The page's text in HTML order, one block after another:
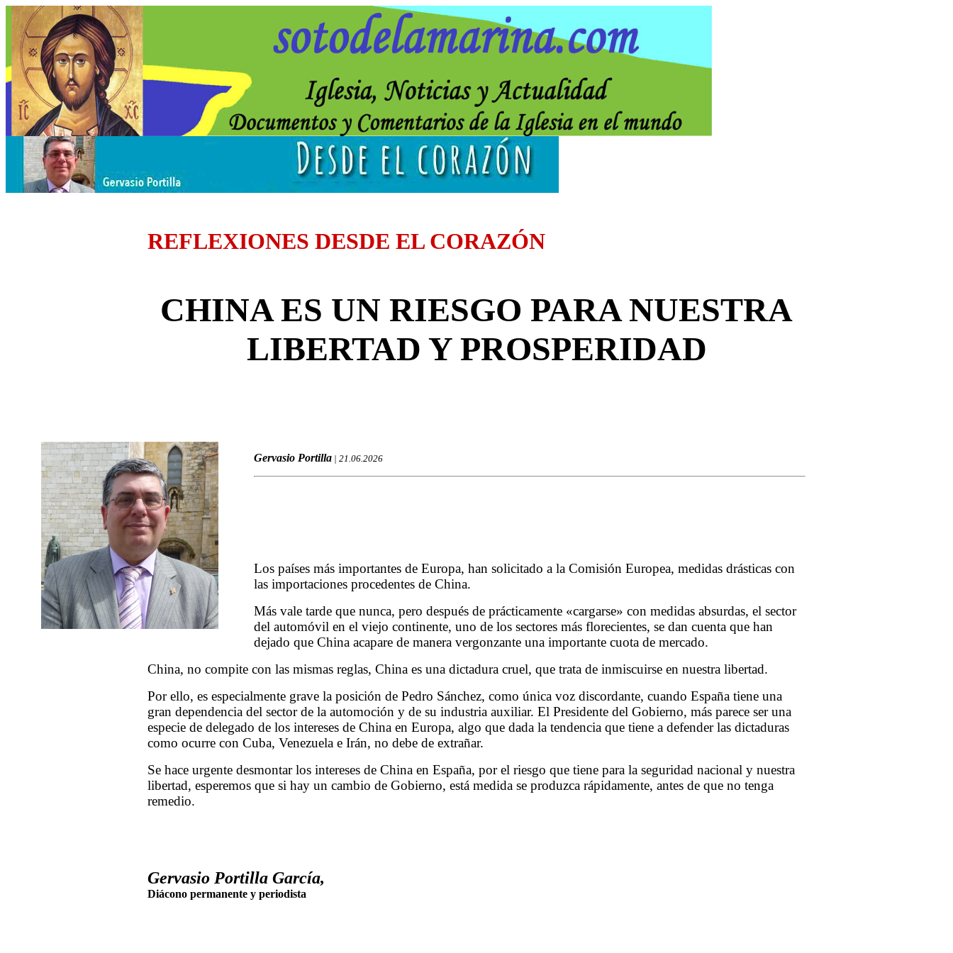
REFLEXIONES DESDE EL CORAZÓN
CHINA ES UN RIESGO PARA NUESTRA
LIBERTAD Y PROSPERIDAD
Gervasio Portilla | 21.06.2026
Los países más importantes de Europa, han solicitado a la Comisión Europea, medidas drásticas con
las importaciones procedentes de China.
Más vale tarde que nunca, pero después de prácticamente «cargarse» con medidas absurdas, el sector
del automóvil en el viejo continente, uno de los sectores más florecientes, se dan cuenta que han
dejado que China acapare de manera vergonzante una importante cuota de mercado.
China, no compite con las mismas reglas, China es una dictadura cruel, que trata de inmiscuirse en nuestra libertad.
Por ello, es especialmente grave la posición de Pedro Sánchez, como única voz discordante, cuando España tiene una
gran dependencia del sector de la automoción y de su industria auxiliar. El Presidente del Gobierno, más parece ser una
especie de delegado de los intereses de China en Europa, algo que dada la tendencia que tiene a defender las dictaduras
como ocurre con Cuba, Venezuela e Irán, no debe de extrañar.
Se hace urgente desmontar los intereses de China en España, por el riesgo que tiene para la seguridad nacional y nuestra
libertad, esperemos que si hay un cambio de Gobierno, está medida se produzca rápidamente, antes de que no tenga
remedio.
Gervasio Portilla García,
Diácono permanente y periodista